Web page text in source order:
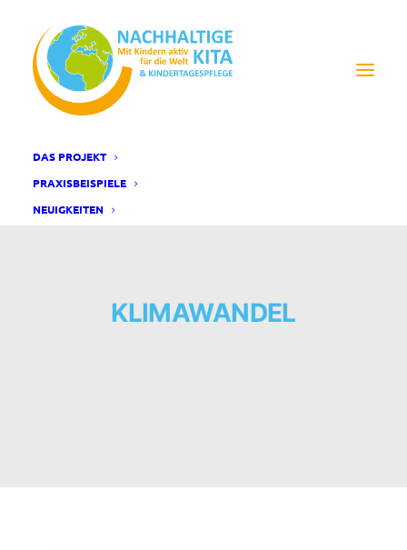
DAS PROJEKT
PRAXISBEISPIELE
NEUIGKEITEN
KLIMAWANDEL